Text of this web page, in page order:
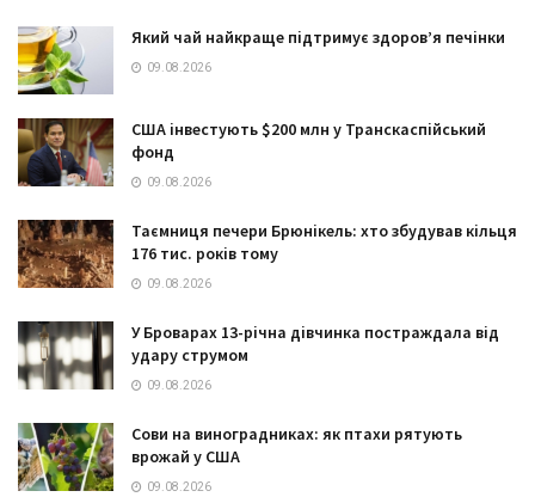
Який чай найкраще підтримує здоров’я печінки
09.08.2026
США інвестують $200 млн у Транскаспійський
фонд
09.08.2026
Таємниця печери Брюнікель: хто збудував кільця
176 тис. років тому
09.08.2026
У Броварах 13-річна дівчинка постраждала від
удару струмом
09.08.2026
Сови на виноградниках: як птахи рятують
врожай у США
09.08.2026